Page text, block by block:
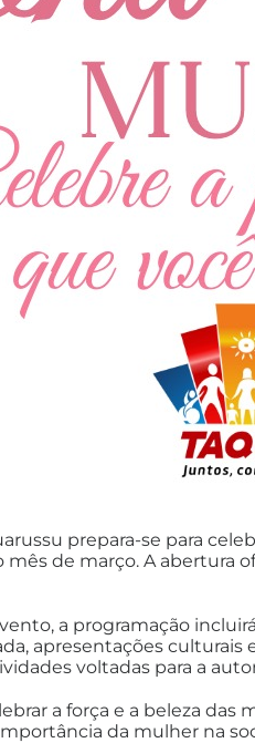
prepara-se para
de março. A abertura
a programação
apresentações culturais
voltadas para a
a força e a beleza das
da mulher na